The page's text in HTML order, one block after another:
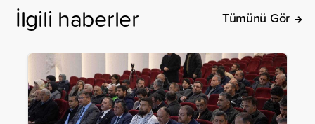
İlgili haberler Tümünü Gör